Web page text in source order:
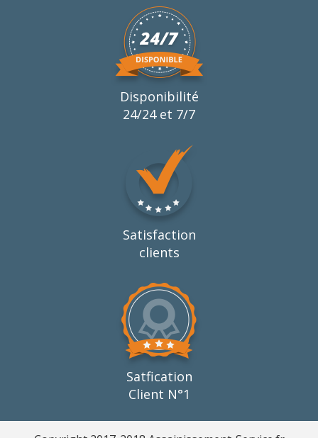
Disponibilité
24/24 et 7/7
Satisfaction
clients
Satfication
Client N°1